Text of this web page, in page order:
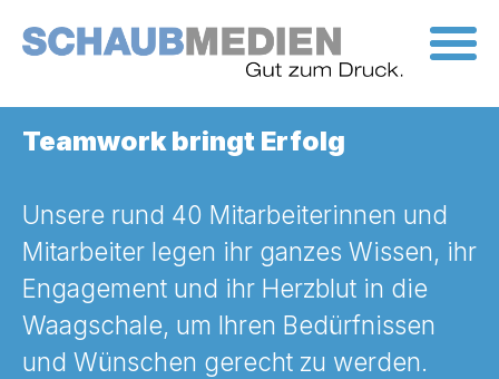
the
Teamwork bringt Erfolg
Unsere rund 40 Mitarbeiterinnen und
Mitarbeiter legen ihr ganzes Wissen, ihr
Engagement und ihr Herzblut in die
Waagschale, um Ihren Bedürfnissen
und Wünschen gerecht zu werden.